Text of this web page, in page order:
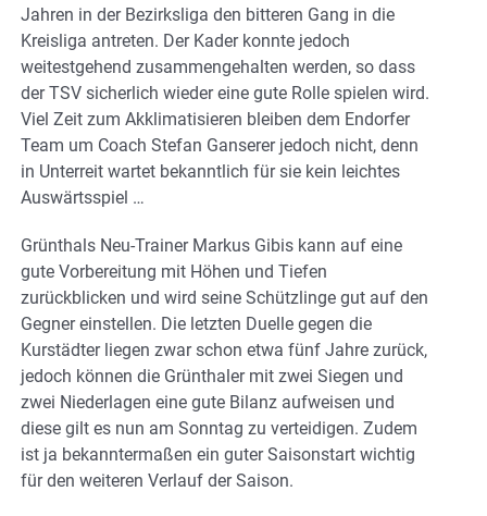
Jahren in der Bezirksliga den bitteren Gang in die
Kreisliga antreten. Der Kader konnte jedoch
weitestgehend zusammengehalten werden, so dass
der TSV sicherlich wieder eine gute Rolle spielen wird.
Viel Zeit zum Akklimatisieren bleiben dem Endorfer
Team um Coach Stefan Ganserer jedoch nicht, denn
in Unterreit wartet bekanntlich für sie kein leichtes
Auswärtsspiel …
Grünthals Neu-Trainer Markus Gibis kann auf eine
gute Vorbereitung mit Höhen und Tiefen
zurückblicken und wird seine Schützlinge gut auf den
Gegner einstellen. Die letzten Duelle gegen die
Kurstädter liegen zwar schon etwa fünf Jahre zurück,
jedoch können die Grünthaler mit zwei Siegen und
zwei Niederlagen eine gute Bilanz aufweisen und
diese gilt es nun am Sonntag zu verteidigen. Zudem
ist ja bekanntermaßen ein guter Saisonstart wichtig
für den weiteren Verlauf der Saison.